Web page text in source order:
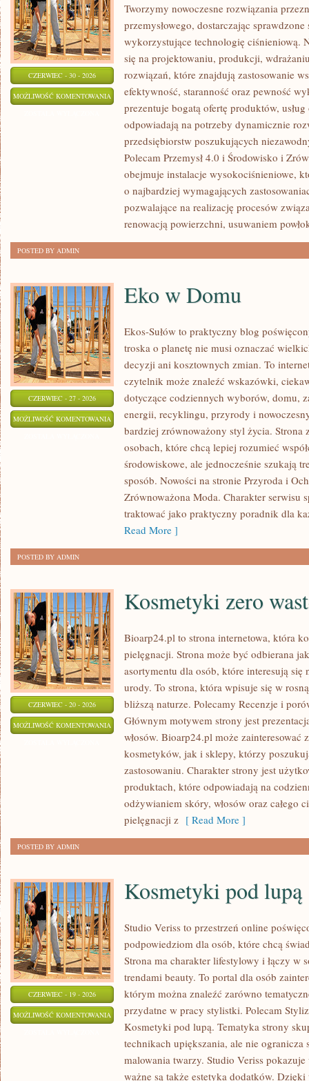
CZERWIEC - 30 - 2026
MOŻLIWOŚĆ KOMENTOWANIA PRZEMYSŁ
Tworzymy nowoczesne rozwiązania
przemysłowego, dostarczając
wykorzystujące technologię ciśnieniową.
się na projektowaniu, produkcji,
rozwiązań, które znajdują zastosowanie
efektywność, staranność oraz pewność
prezentuje bogatą ofertę produktów,
odpowiadają na potrzeby dynamicznie
przedsiębiorstw poszukujących
Polecam Przemysł 4.0 i Środowisko i
obejmuje instalacje wysokociśnieniowe,
o najbardziej wymagających
pozwalające na realizację procesów
renowacją powierzchni, usuwaniem
POSTED BY ADMIN
CZERWIEC - 27 - 2026
MOŻLIWOŚĆ KOMENTOWANIA
DOMU
Eko w Domu
Ekos-Sułów to praktyczny blog
troska o planetę nie musi oznaczać
decyzji ani kosztownych zmian. To
czytelnik może znaleźć wskazówki,
dotyczące codziennych wyborów, domu,
energii, recyklingu, przyrody i
bardziej zrównoważony styl życia. Strona
osobach, które chcą lepiej rozumieć
środowiskowe, ale jednocześnie szukają
sposób. Nowości na stronie Przyroda i
Zrównoważona Moda. Charakter serwisu
traktować jako praktyczny poradnik dla
Read More ]
POSTED BY ADMIN
CZERWIEC - 20 - 2026
MOŻLIWOŚĆ KOMENTOWANIA KOSMETYKI
ZERO
WASTE
Kosmetyki zero
Bioarp24.pl to strona internetowa, która
pielęgnacji. Strona może być odbierana
asortymentu dla osób, które interesują się
urody. To strona, która wpisuje się w
bliższą naturze. Polecamy Recenzje i
Głównym motywem strony jest
włosów. Bioarp24.pl może zainteresować
kosmetyków, jak i sklepy, którzy
zastosowaniu. Charakter strony jest
produktach, które odpowiadają na
odżywianiem skóry, włosów oraz całego
pielęgnacji z [ Read More ]
POSTED BY ADMIN
CZERWIEC - 19 - 2026
MOŻLIWOŚĆ KOMENTOWANIA KOSMETYKI
LUPĄ
Kosmetyki pod lupą
Studio Veriss to przestrzeń online
podpowiedziom dla osób, które chcą
Strona ma charakter lifestylowy i łączy w
trendami beauty. To portal dla osób
którym można znaleźć zarówno
przydatne w pracy stylistki. Polecam
Kosmetyki pod lupą. Tematyka strony
technikach upiększania, ale nie ogranicza
malowania twarzy. Studio Veriss
ważne są także estetyka dodatków.